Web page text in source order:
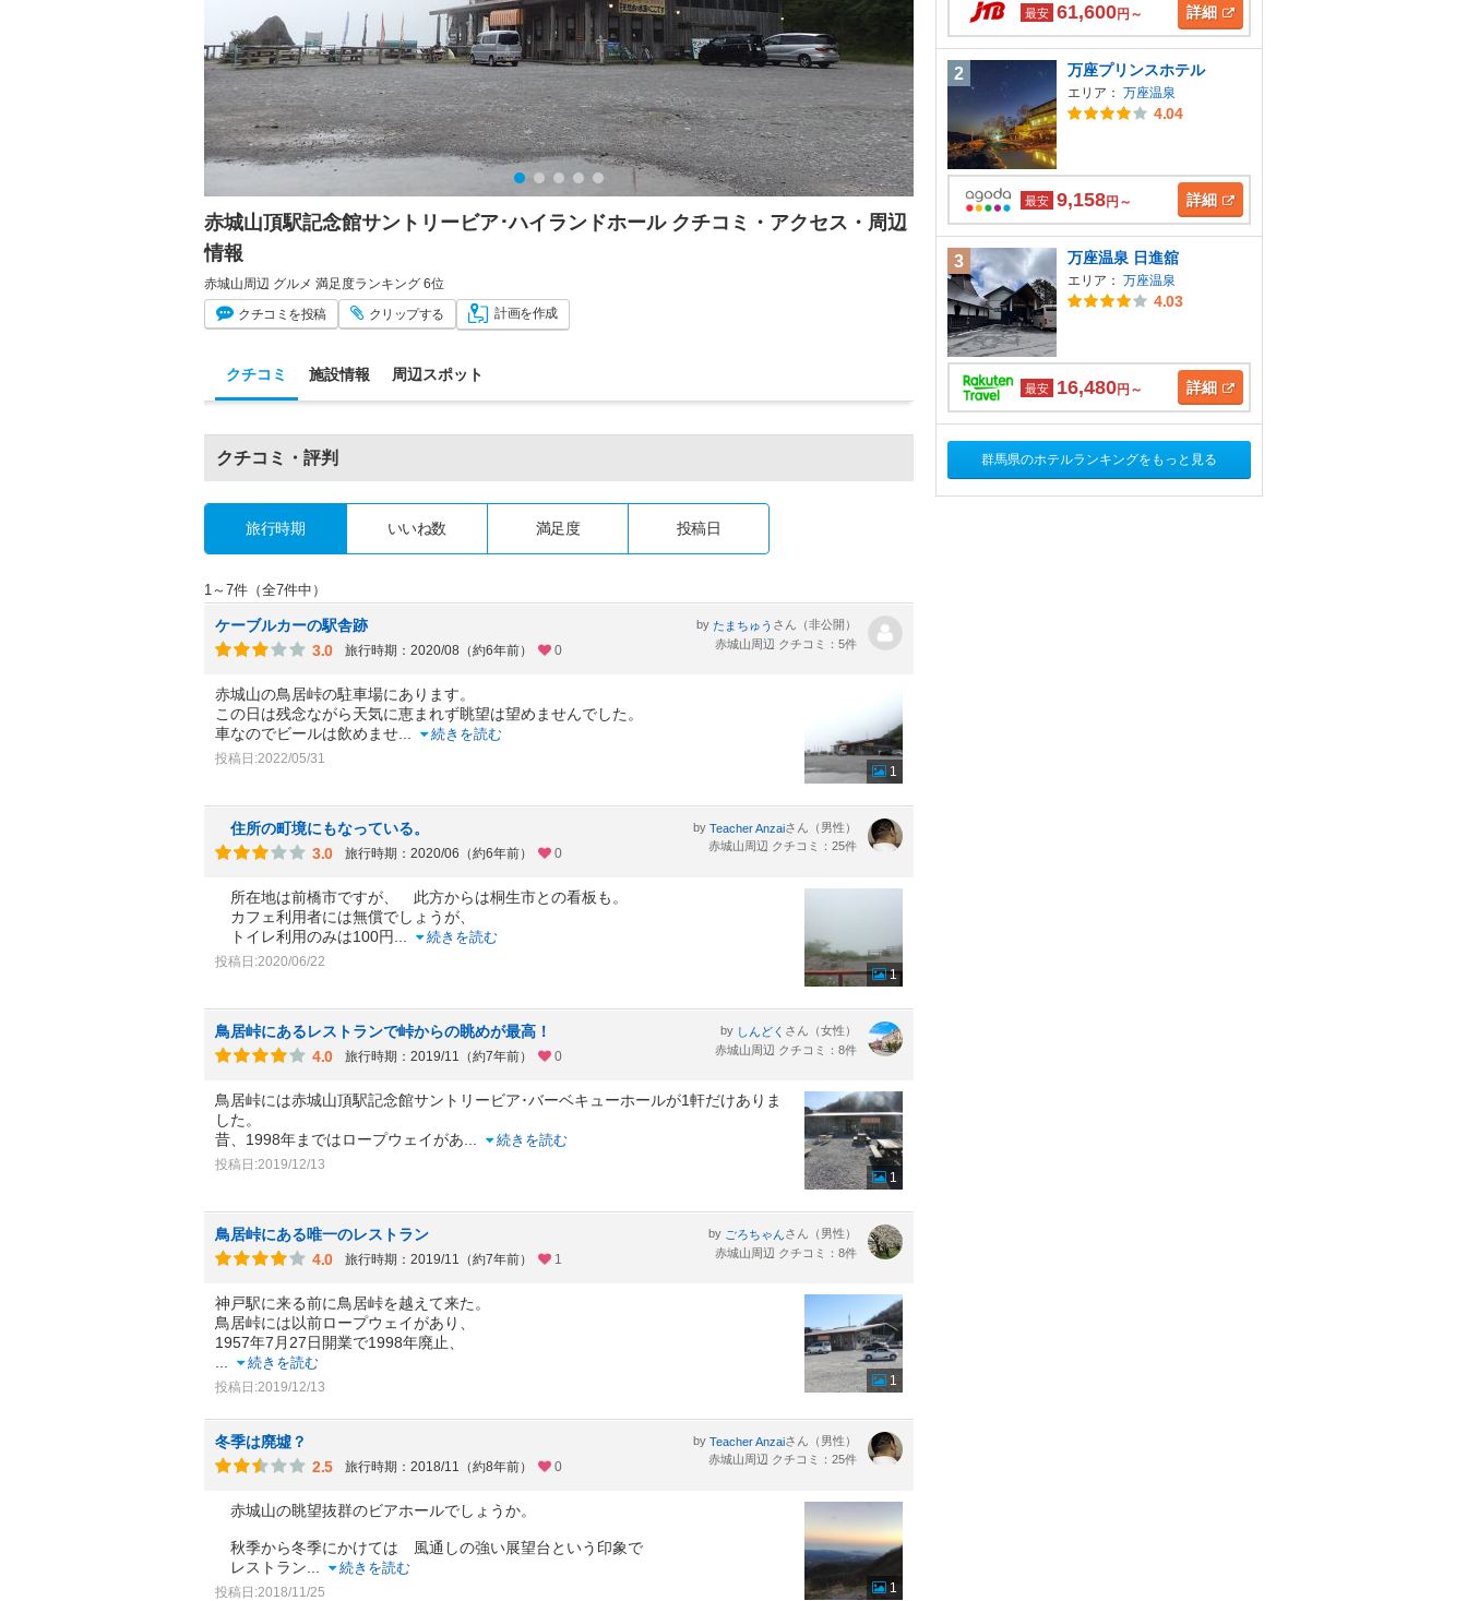
赤城山頂駅記念館サントリービア･ハイランドホール クチコミ・アクセス・周辺
情報
赤城山周辺 グルメ 満足度ランキング 6位
クチコミ を投稿 クリップする 計画を作成
クチコミ 施設情報 周辺スポット
クチコミ・評判
旅行時期 いいね数 満足度 投稿日
1～7件（全7件中）
ケーブルカーの駅舎跡
3.0
旅行時期：2020/08（約6年前） 0
by たまちゅう さん（非公開）
赤城山周辺 クチコミ：5件
赤城山の鳥居峠の駐車場にあります。
この日は残念ながら天気に恵まれず眺望は望めませんでした。
車なのでビールは飲めませ
続きを読む
投稿日:2022/05/31
1
住所の町境にもなっている。
3.0
旅行時期：2020/06（約6年前） 0
by Teacher Anzaiさん（男性）
赤城山周辺 クチコミ：25件
所在地は前橋市ですが、 此方からは桐生市との看板も。
カフェ利用者には無償でしょうが、
トイレ利用のみは100円
続きを読む
投稿日:2020/06/22
1
鳥居峠にあるレストランで峠からの眺めが最高！
4.0
旅行時期：2019/11（約7年前） 0
by しんどく さん（女性）
赤城山周辺 クチコミ：8件
鳥居峠には赤城山頂駅記念館サントリービア･バーベキューホールが1軒だけありま
した。
昔、1998年まではロープウェイがあ
続きを読む
投稿日:2019/12/13
1
鳥居峠にある唯一のレストラン
4.0
旅行時期：2019/11（約7年前） 1
by ごろちゃんさん（男性）
赤城山周辺 クチコミ：8件
神戸駅に来る前に鳥居峠を越えて来た。
鳥居峠には以前ロープウェイがあり、
1957年7月27日開業で1998年廃止、
続きを読む
投稿日:2019/12/13 1
冬季は廃墟？
2.5
旅行時期：2018/11（約8年前） 0
by Teacher Anzaiさん（男性）
赤城山周辺 クチコミ：25件
赤城山の眺望抜群のビアホールでしょうか。
秋季から冬季にかけては 風通しの強い展望台という印象で
レストラン
続きを読む
投稿日:2018/11/25 1
最安 61,600円～ 詳細
2 万座プリンスホテル
エリア： 万座温泉
4.04
最安 9,158円～ 詳細
3 万座温泉 日進舘
エリア： 万座温泉
4.03
最安 16,480円～ 詳細
群馬県のホテルランキングをもっと見る